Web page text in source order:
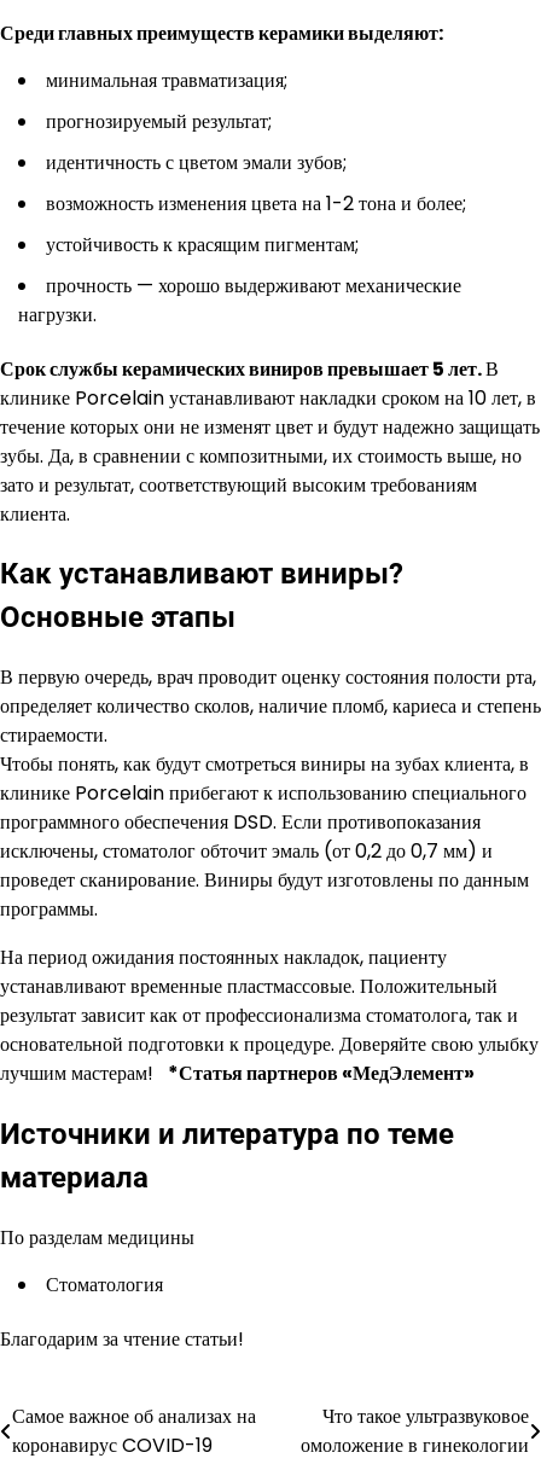
Среди главных преимуществ керамики выделяют:
минимальная травматизация;
прогнозируемый результат;
идентичность с цветом эмали зубов;
возможность изменения цвета на 1-2 тона и более;
устойчивость к красящим пигментам;
прочность — хорошо выдерживают механические
нагрузки.
Срок службы керамических виниров превышает 5 лет.В
клинике Porcelain устанавливают накладки сроком на 10 лет, в
течение которых они не изменят цвет и будут надежно защищать
зубы. Да, в сравнении с композитными, их стоимость выше, но
зато и результат, соответствующий высоким требованиям
клиента.
Как устанавливают виниры?
Основные этапы
В первую очередь, врач проводит оценку состояния полости рта,
определяет количество сколов, наличие пломб, кариеса и степень
стираемости.
Чтобы понять, как будут смотреться виниры на зубах клиента, в
клинике Porcelain прибегают к использованию специального
программного обеспечения DSD. Если противопоказания
исключены, стоматолог обточит эмаль (от 0,2 до 0,7 мм) и
проведет сканирование. Виниры будут изготовлены по данным
программы.
На период ожидания постоянных накладок, пациенту
устанавливают временные пластмассовые. Положительный
результат зависит как от профессионализма стоматолога, так и
основательной подготовки к процедуре. Доверяйте свою улыбку
лучшим мастерам! *Статья партнеров «МедЭлемент»
Источники и литература по теме
материала
По разделам медицины
Стоматология
Благодарим за чтение статьи!
Навигация
Самое важное об анализах на
коронавирус COVID-19
Что такое ультразвуковое
омоложение в гинекологии